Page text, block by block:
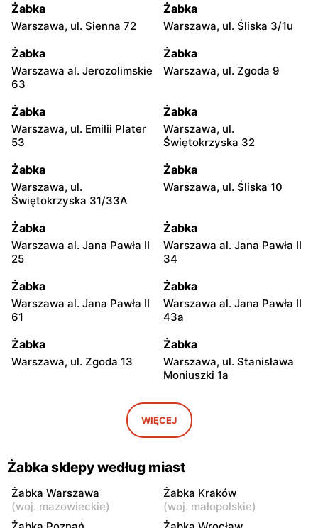
Żabka
Warszawa, ul. Sienna 72
Żabka
Warszawa, ul. Śliska 3/1u
Żabka
Warszawa al. Jerozolimskie
63
Żabka
Warszawa, ul. Zgoda 9
Żabka
Warszawa, ul. Emilii Plater
53
Żabka
Warszawa, ul.
Świętokrzyska 32
Żabka
Warszawa, ul.
Świętokrzyska 31/33A
Żabka
Warszawa, ul. Śliska 10
Żabka
Warszawa al. Jana Pawła II
25
Żabka
Warszawa al. Jana Pawła II
34
Żabka
Warszawa al. Jana Pawła II
61
Żabka
Warszawa al. Jana Pawła II
43a
Żabka
Warszawa, ul. Zgoda 13
Żabka
Warszawa, ul. Stanisława
Moniuszki 1a
Świętokrzyska 0 Stacja
Żabka
Warszawa, ul. Grzybowska
5
Żabka
Łódź, ul. Żurawia 14
Żabka
Warszawa, ul. Żurawia 18
Żabka Żabka
WIĘCEJ
Żabka sklepy według miast
Żabka Warszawa
(woj. mazowieckie)
Żabka Kraków
(woj. małopolskie)